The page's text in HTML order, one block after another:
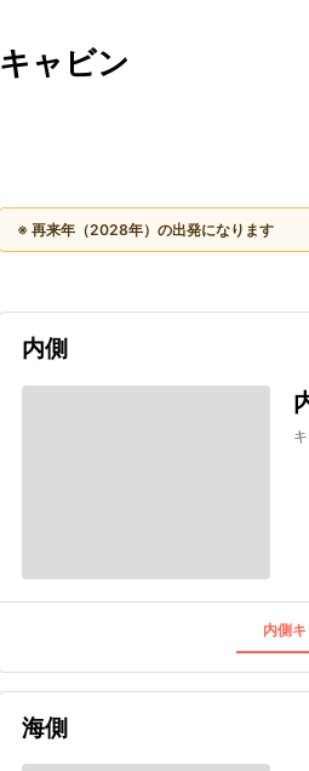
キャビン
※ 再来年（2028年）の出発になります
内側
内側
海側